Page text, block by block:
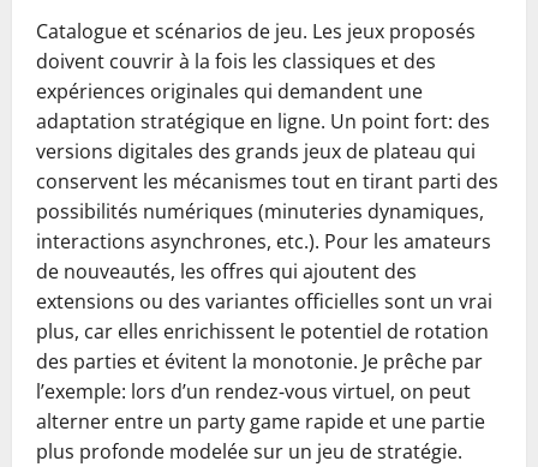
Catalogue et scénarios de jeu. Les jeux proposés
doivent couvrir à la fois les classiques et des
expériences originales qui demandent une
adaptation stratégique en ligne. Un point fort: des
versions digitales des grands jeux de plateau qui
conservent les mécanismes tout en tirant parti des
possibilités numériques (minuteries dynamiques,
interactions asynchrones, etc.). Pour les amateurs
de nouveautés, les offres qui ajoutent des
extensions ou des variantes officielles sont un vrai
plus, car elles enrichissent le potentiel de rotation
des parties et évitent la monotonie. Je prêche par
l’exemple: lors d’un rendez‑vous virtuel, on peut
alterner entre un party game rapide et une partie
plus profonde modelée sur un jeu de stratégie.